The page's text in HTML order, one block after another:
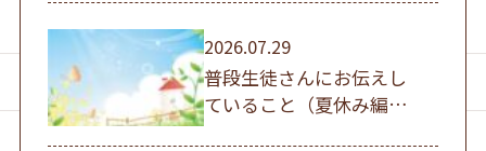
2026.07.29
普段生徒さんにお伝えし
ていること（夏休み編
①）